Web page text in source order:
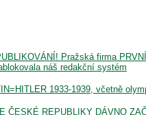
Pražská firma
náš redakční systém
1933-1939, včetně
ČESKÉ REPUBLIKY DÁVNO